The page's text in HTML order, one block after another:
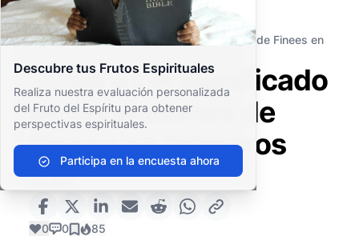
Descubre tus Frutos Espirituales
Realiza nuestra evaluación personalizada
del Fruto del Espíritu para obtener
perspectivas espirituales.
Participa en la encuesta ahora
Antiguo Testamento
El Pentateuco (o Torá)
¿Cuál es el significado de las acciones de Finees en
¿Cuál es el significado
de las acciones de
Finees en Números
25?
0 0 85